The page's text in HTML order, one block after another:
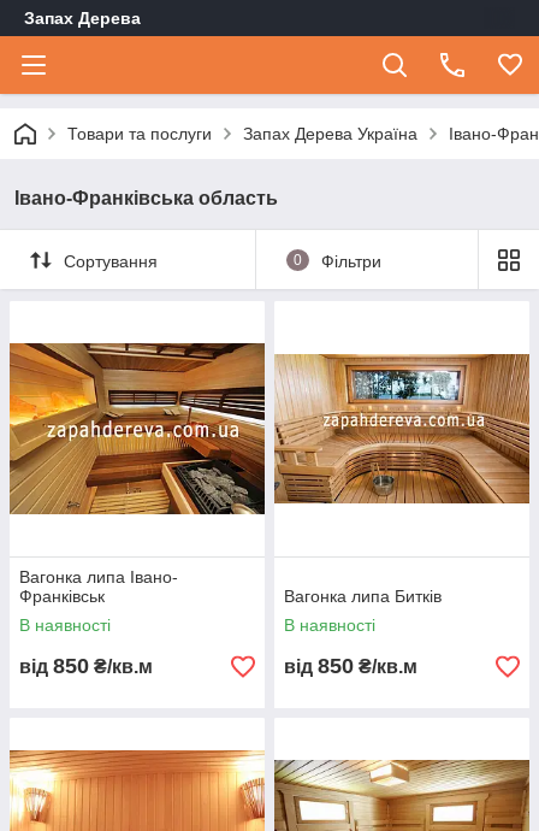
Запах Дерева
Товари та послуги Запах Дерева Україна Івано-
Івано-Франківська область
Сортування 0 Фільтри
Вагонка липа Івано-
Франківськ
В наявності
від 850 ₴/кв.м
Вагонка липа Битків
В наявності
від 850 ₴/кв.м